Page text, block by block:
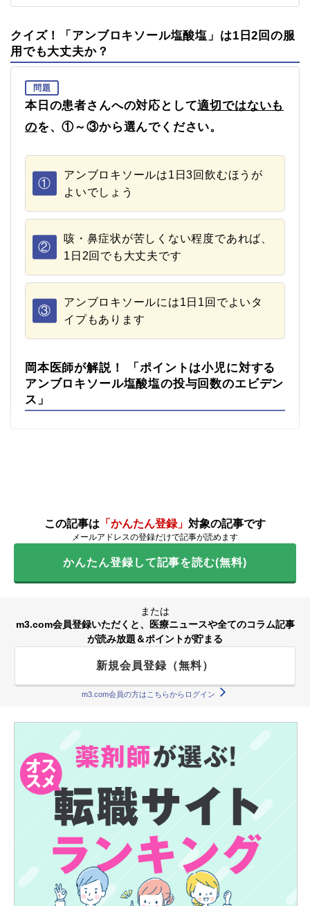
クイズ！「アンブロキソール塩酸塩」は1日2回の服
用でも大丈夫か？
問題
本日の患者さんへの対応として適切ではないも
のを、①～③から選んでください。
①
アンブロキソールは1日3回飲むほうが
よいでしょう
②
咳・鼻症状が苦しくない程度であれば、
1日2回でも大丈夫です
③
アンブロキソールには1日1回でよいタ
イプもあります
岡本医師が解説！ 「ポイントは小児に対する
アンブロキソール塩酸塩の投与回数のエビデン
ス」
この記事は 「かんたん登録」 対象の記事です
メールアドレスの登録だけで記事が読めます
かんたん登録して記事を読む(無料)
または
m3.com会員登録いただくと、医療ニュースや全てのコラム記事
が読み放題＆ポイントが貯まる
新規会員登録（無料）
m3.com会員の方はこちらからログイン